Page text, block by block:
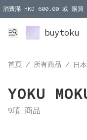
消費滿 HKD 600.00 或 購買
消費滿 HKD 1000.00 或 購
buytoku
首頁 / 所有商品 / 日
YOKU
9項 商品